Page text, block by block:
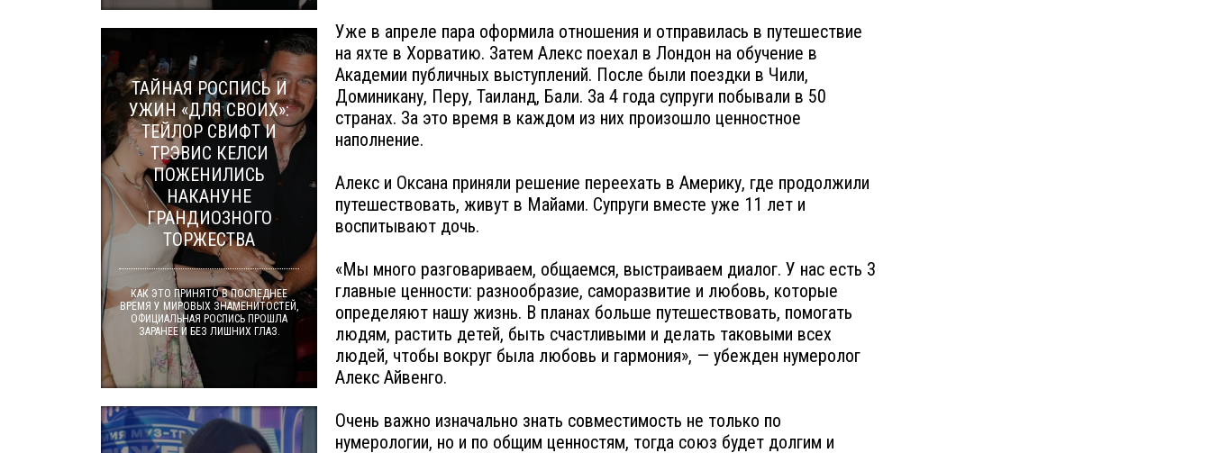
Уже в апреле пара оформила отношения и отправилась в путешествие
на яхте в Хорватию. Затем Алекс поехал в Лондон на обучение в
Академии публичных выступлений. После были поездки в Чили,
Доминикану, Перу, Таиланд, Бали. За 4 года супруги побывали в 50
странах. За это время в каждом из них произошло ценностное
наполнение.
Алекс и Оксана приняли решение переехать в Америку, где продолжили
путешествовать, живут в Майами. Супруги вместе уже 11 лет и
воспитывают дочь.
«Мы много разговариваем, общаемся, выстраиваем диалог. У нас есть 3
главные ценности: разнообразие, саморазвитие и любовь, которые
определяют нашу жизнь. В планах больше путешествовать, помогать
людям, растить детей, быть счастливыми и делать таковыми всех
людей, чтобы вокруг была любовь и гармония», — убежден нумеролог
Алекс Айвенго.
Очень важно изначально знать совместимость не только по
нумерологии, но и по общим ценностям, тогда союз будет долгим и
ТАЙНАЯ РОСПИСЬ И
УЖИН «ДЛЯ СВОИХ»:
ТЕЙЛОР СВИФТ И
ТРЭВИС КЕЛСИ
ПОЖЕНИЛИСЬ
НАКАНУНЕ
ГРАНДИОЗНОГО
ТОРЖЕСТВА
КАК ЭТО ПРИНЯТО В ПОСЛЕДНЕЕ
ВРЕМЯ У МИРОВЫХ ЗНАМЕНИТОСТЕЙ,
ОФИЦИАЛЬНАЯ РОСПИСЬ ПРОШЛА
ЗАРАНЕЕ И БЕЗ ЛИШНИХ ГЛАЗ.